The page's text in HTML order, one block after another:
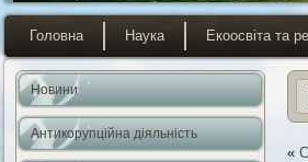
Головна Наука Екоосвіта та
Новини
Антикорупційна діяльність
«